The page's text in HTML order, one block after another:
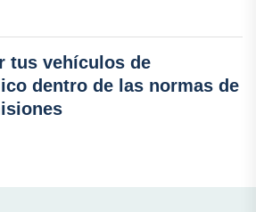
tus vehículos de
dentro de las normas de